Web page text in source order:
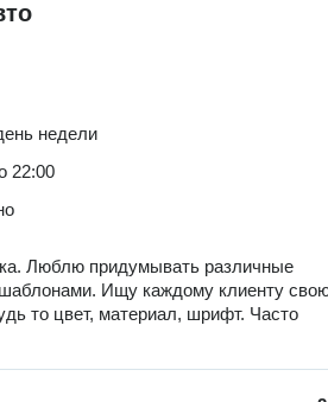
недели
22:00
Люблю придумывать различные
Ищу каждому клиенту
то цвет, материал, шрифт. Часто